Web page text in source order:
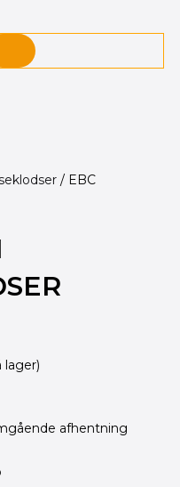
/ EBC
lager)
afhentning